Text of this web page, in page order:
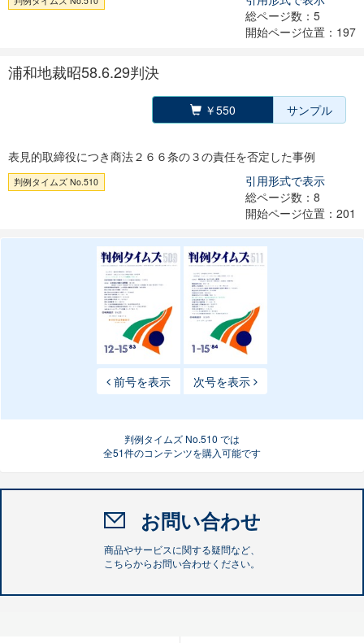
総ページ数：5
開始ページ位置：197
浦和地裁昭58.6.29判決
￥550 サンプル
表見的取締役につき商法２６６条の３の責任を否定した事例
判例タイムズ No.510
引用形式で表示
総ページ数：8
開始ページ位置：201
前号を表示 次号を表示
判例タイムズ No.510 では
全51件のコンテンツを購入可能です
お問い合わせ
商品やサービスに関する疑問など、
こちらからお問い合わせください。